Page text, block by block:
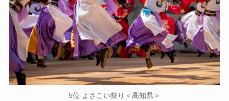
5位 よさこい祭り＜高知県＞